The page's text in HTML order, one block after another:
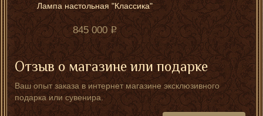
Лампа настольная "Классика"
845 000
Отзыв о магазине или подарке
Ваш опыт заказа в интернет магазине эксклюзивного
подарка или сувенира.